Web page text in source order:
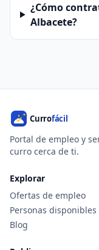
¿Cómo
Albacete?
Portal de empleo y
curro cerca de ti.
Explorar
Ofertas de empleo
Personas disponibles
Blog